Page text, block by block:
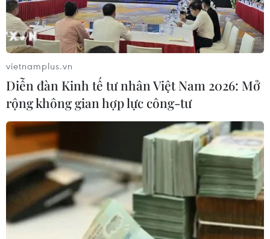
08/11/2016 23:09
Cả đảng Dân chủ và Cộng hòa đều tin rằng việc người
Mỹ gốc Á có thể sẽ đóng vai trò quyết định tại tại nhiều
bang chiến trường chủ chốt.
vietnamplus.vn
Diễn đàn Kinh tế tư nhân Việt Nam 2026: Mở
rộng không gian hợp lực công-tư